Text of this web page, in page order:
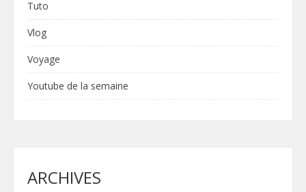
Tuto
Vlog
Voyage
Youtube de la semaine
ARCHIVES